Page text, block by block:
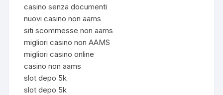
casino senza documenti
nuovi casino non aams
siti scommesse non aams
migliori casino non AAMS
migliori casino online
casino non aams
slot depo 5k
slot depo 5k